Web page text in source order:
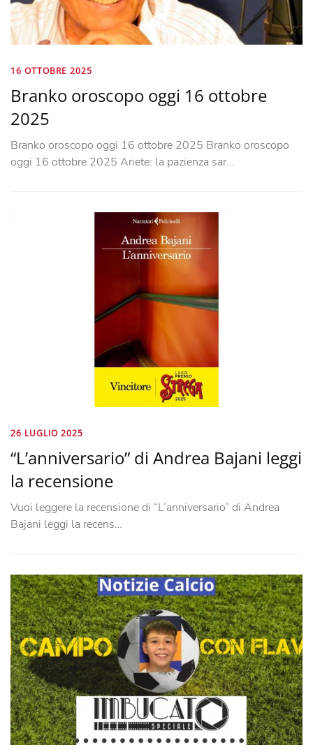
16 OTTOBRE 2025
Branko oroscopo oggi 16 ottobre
2025
Branko oroscopo oggi 16 ottobre 2025 Branko oroscopo
oggi 16 ottobre 2025 Ariete: la pazienza sar…
26 LUGLIO 2025
“L’anniversario” di Andrea Bajani leggi
la recensione
Vuoi leggere la recensione di “L’anniversario” di Andrea
Bajani leggi la recens…